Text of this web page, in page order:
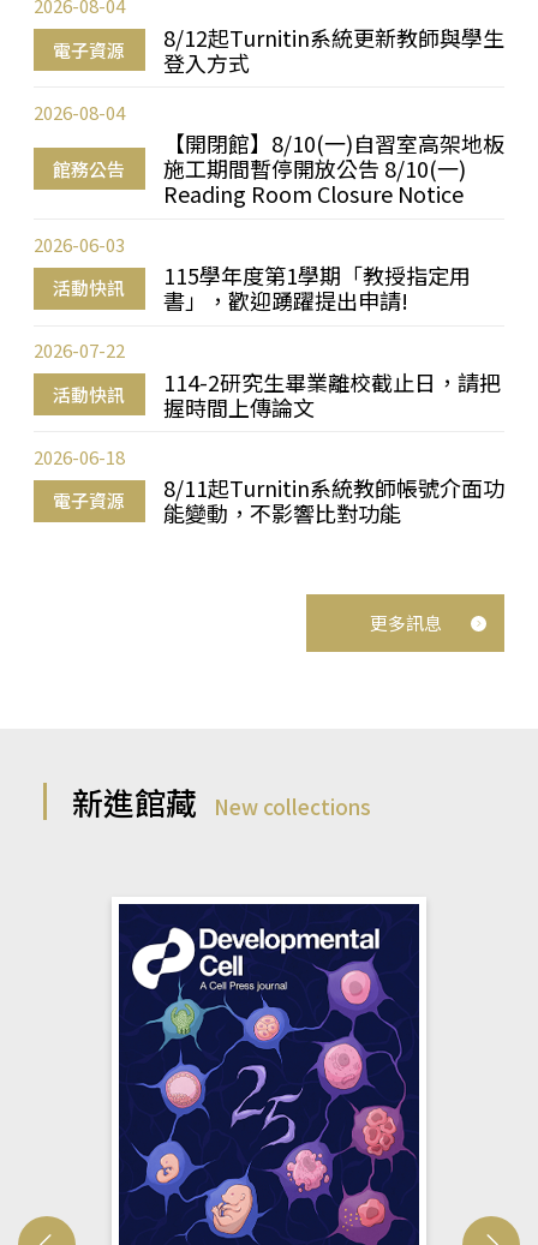
電子資源
8/12起Turnitin系統更新教師與學生
登入方式
2026-08-04
館務公告
【開閉館】8/10(一)自習室高架地板
施工期間暫停開放公告 8/10(一)
Reading Room Closure Notice
2026-08-04
活動快訊
115學年度第1學期「教授指定用
書」，歡迎踴躍提出申請!
2026-06-03
活動快訊
114-2研究生畢業離校截止日，請把
握時間上傳論文
2026-07-22
電子資源
8/11起Turnitin系統教師帳號介面功
能變動，不影響比對功能
2026-06-18
更多訊息
新進館藏 New collections